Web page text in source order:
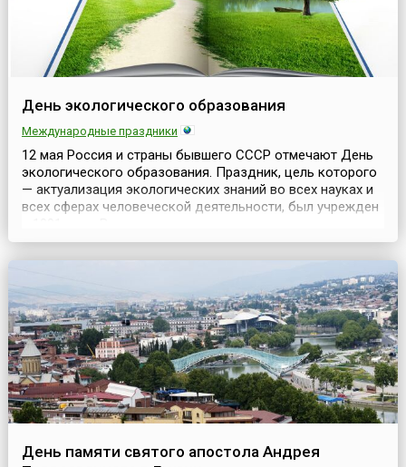
День экологического образования
Международные праздники
12 мая Россия и страны бывшего СССР отмечают День
экологического образования. Праздник, цель которого
— актуализация экологических знаний во всех науках и
всех сферах человеческой деятельности, был учрежден
проводятся различные экологические акции, которые
носят как просветительский, так и практический
характер: проходят выставки, конференции и кон...
День памяти святого апостола Андрея